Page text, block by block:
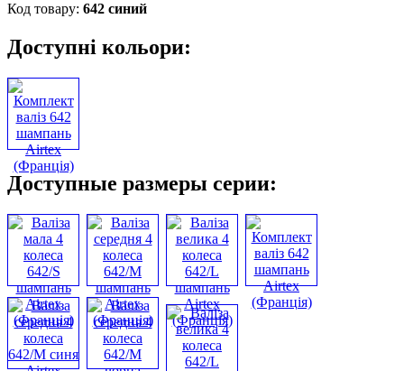
642 синий
Доступні кольори:
Доступные размеры серии: